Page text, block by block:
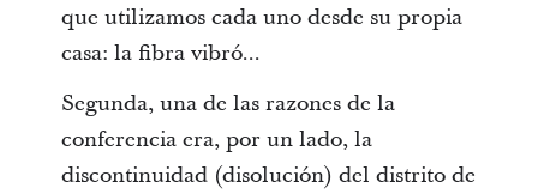
que utilizamos cada uno desde su propia
casa: la fibra vibró...
Segunda, una de las razones de la
conferencia era, por un lado, la
discontinuidad (disolución) del distrito de